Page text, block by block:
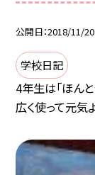
公開日 2018/11/20
学校日記
4年生は「ほん
広く使って元気